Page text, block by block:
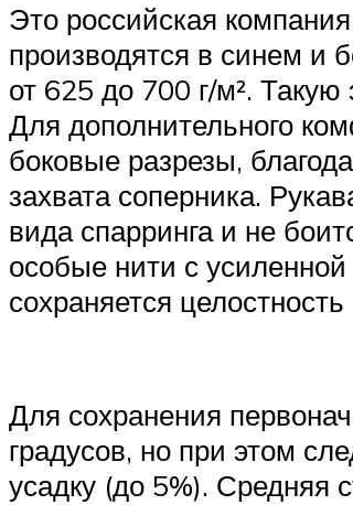
Это российская
производятся в синем и
от 625 до 700 г/м². Такую
Для дополнительного
боковые разрезы,
захвата соперника.
вида спарринга и не
особые нити с
сохраняется
Для сохранения
градусов, но при этом
усадку (до 5%). Средняя